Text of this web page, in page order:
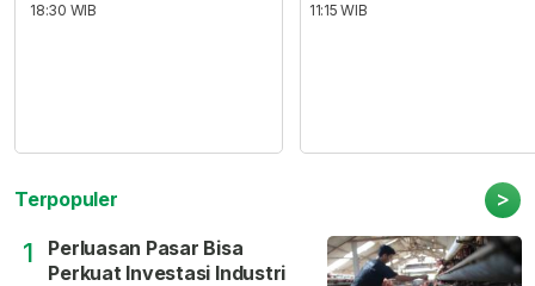
18:30 WIB
11:15 WIB
Terpopuler >
1
Perluasan Pasar Bisa
Perkuat Investasi Industri